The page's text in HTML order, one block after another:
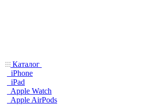
Каталог
iPhone
iPad
Apple Watch
Apple AirPods